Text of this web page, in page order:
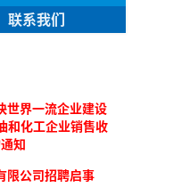
联系我们
世界一流企业建设
和化工企业销售收
知
限公司招聘启事